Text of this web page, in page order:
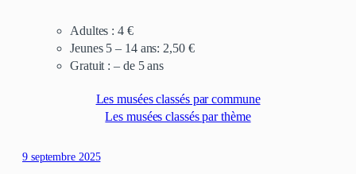
Adultes : 4 €
Jeunes 5 – 14 ans: 2,50 €
Gratuit : – de 5 ans
Les musées classés par commune
Les musées classés par thème
9 septembre 2025